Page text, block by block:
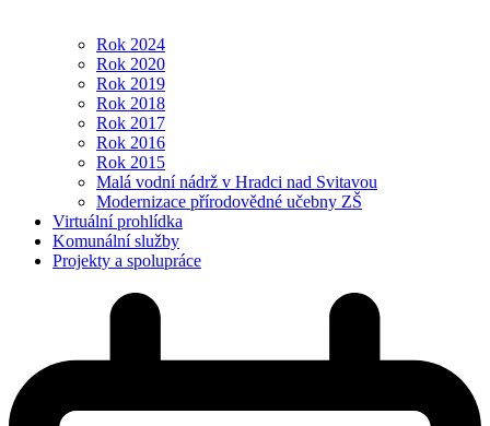
Rok 2024
Rok 2020
Rok 2019
Rok 2018
Rok 2017
Rok 2016
Rok 2015
Malá vodní nádrž v Hradci nad Svitavou
Modernizace přírodovědné učebny ZŠ
Virtuální prohlídka
Komunální služby
Projekty a spolupráce